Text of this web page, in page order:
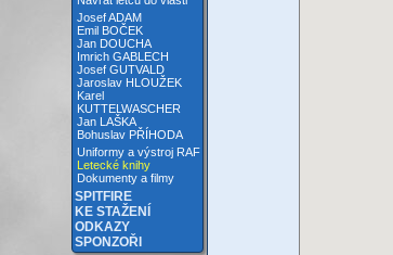
Josef ADAM
Emil BOČEK
Jan DOUCHA
Imrich GABLECH
Josef GUTVALD
Jaroslav HLOUŽEK
Karel
KUTTELWASCHER
Jan LAŠKA
Bohuslav PŘÍHODA
Uniformy a výstroj RAF
Letecké knihy
Dokumenty a filmy
SPITFIRE
KE STAŽENÍ
ODKAZY
SPONZOŘI